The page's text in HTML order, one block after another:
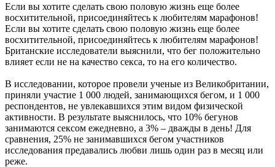
Если вы хотите сделать свою половую жизнь еще более
восхитительной, присоединяйтесь к любителям марафонов!
Если вы хотите сделать свою половую жизнь еще более
восхитительной, присоединяйтесь к любителям марафонов!
Британские исследователи выяснили, что бег положительно
влияет если не на качество секса, то на его количество.
В исследовании, которое провели ученые из Великобритании,
приняли участие 1 000 людей, занимающихся бегом, и 1 000
респондентов, не увлекавшихся этим видом физической
активности. В результате выяснилось, что 10% бегунов
занимаются сексом ежедневно, а 3% – дважды в день! Для
сравнения, 25% не занимавшихся бегом участников
исследования предавались любви лишь один раз в месяц или
реже.